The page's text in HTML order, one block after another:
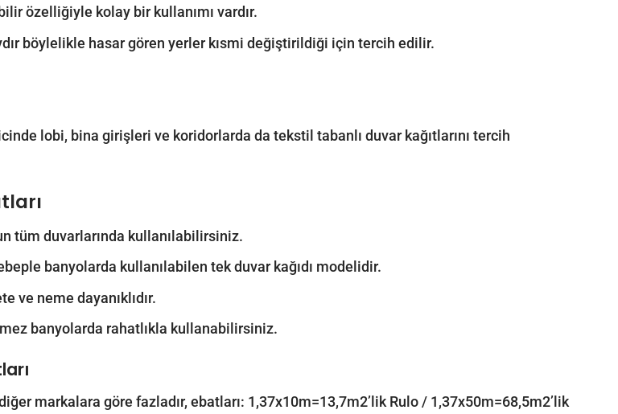
özelliğiyle kolay bir kullanımı vardır.
böylelikle hasar gören yerler kısmi değiştirildiği için tercih edilir.
lobi, bina girişleri ve koridorlarda da tekstil tabanlı duvar kağıtlarını tercih
tüm duvarlarında kullanılabilirsiniz.
banyolarda kullanılabilen tek duvar kağıdı modelidir.
ve neme dayanıklıdır.
banyolarda rahatlıkla kullanabilirsiniz.
markalara göre fazladır, ebatları: 1,37x10m=13,7m2’lik Rulo / 1,37x50m=68,5m2’lik